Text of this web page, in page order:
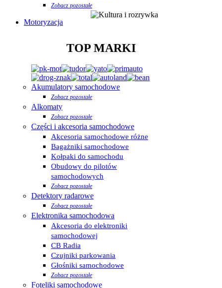
Zobacz pozostałe
Motoryzacja
TOP MARKI
Akumulatory samochodowe
Zobacz pozostałe
Alkomaty
Zobacz pozostałe
Części i akcesoria samochodowe
Akcesoria samochodowe różne
Bagażniki samochodowe
Kołpaki do samochodu
Obudowy do pilotów
samochodowych
Zobacz pozostałe
Detektory radarowe
Zobacz pozostałe
Elektronika samochodowa
Akcesoria do elektroniki
samochodowej
CB Radia
Czujniki parkowania
Głośniki samochodowe
Zobacz pozostałe
Foteliki samochodowe